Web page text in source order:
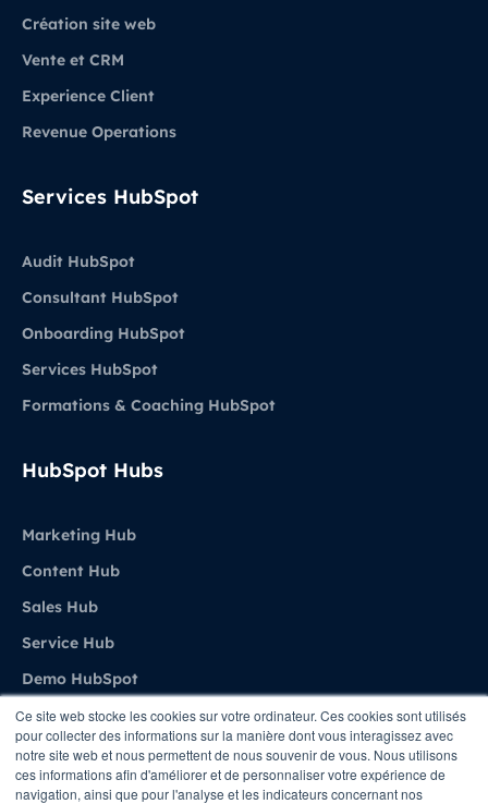
Ce site web stocke les cookies sur votre ordinateur. Ces cookies sont utilisés
pour collecter des informations sur la manière dont vous interagissez avec
notre site web et nous permettent de nous souvenir de vous. Nous utilisons
ces informations afin d'améliorer et de personnaliser votre expérience de
navigation, ainsi que pour l'analyse et les indicateurs concernant nos
Création site web
Vente et CRM
Experience Client
Revenue Operations
Services HubSpot
Audit HubSpot
Consultant HubSpot
Onboarding HubSpot
Services HubSpot
Formations & Coaching HubSpot
HubSpot Hubs
Marketing Hub
Content Hub
Sales Hub
Service Hub
Demo HubSpot
Agence